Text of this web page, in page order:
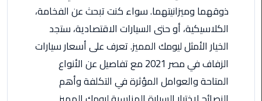
ليموزين
دهب
القاهرة
والعكس
ذوقهما وميزانيتهما. سواء كنت تبحث عن الفخامة،
الكلاسيكية، أو حتى السيارات الاقتصادية، ستجد
الخيار الأمثل ليومك المميز. تعرف على أسعار سيارات
الزفاف في مصر 2021 مع تفاصيل عن الأنواع
المتاحة والعوامل المؤثرة في التكلفة وأهم